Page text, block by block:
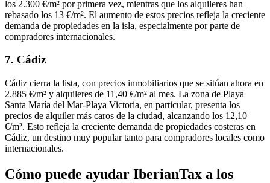
los 2.300 €/m² por primera vez, mientras que los alquileres han
rebasado los 13 €/m². El aumento de estos precios refleja la creciente
demanda de propiedades en la isla, especialmente por parte de
compradores internacionales.
7. Cádiz
Cádiz cierra la lista, con precios inmobiliarios que se sitúan ahora en
2.885 €/m² y alquileres de 11,40 €/m² al mes. La zona de Playa
Santa María del Mar-Playa Victoria, en particular, presenta los
precios de alquiler más caros de la ciudad, alcanzando los 12,10
€/m². Esto refleja la creciente demanda de propiedades costeras en
Cádiz, un destino muy popular tanto para compradores locales como
internacionales.
Cómo puede ayudar IberianTax a los